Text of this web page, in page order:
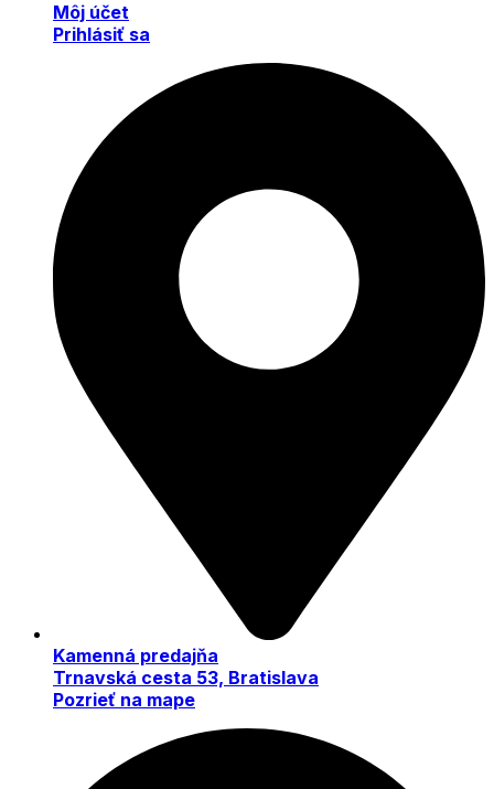
Môj účet
Prihlásiť sa
Kamenná predajňa
Trnavská cesta 53, Bratislava
Pozrieť na mape